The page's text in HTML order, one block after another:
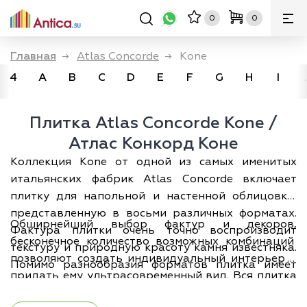
0 0
Главная → Atlas Concorde →
Kone
4
A B C D E F G H I
Плитка Atlas Concorde Kone /
Атлас Конкорд Коне
Коллекция Kone от одной из самых именитых
итальянских фабрик Atlas Concorde включает
плитку для напольной и настенной облицовки,
представленную в восьми различных форматах.
Фактура плитки очень точно воспроизводит
текстуру и природную красоту камня известняка.
Помимо разнообразия форматов плитка имеет
несколько типов поверхности: матовую,
лаппатированную, также здесь представлен
Обширнейший выбор фактур и декоров,
бесконечное количество возможных комбинаций
позволяют создать индивидуальный интерьер и
придать ему ультрасовременный вид. Вся плитка